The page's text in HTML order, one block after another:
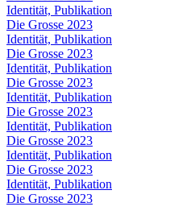
Identität, Publikation
Die Grosse 2023
Identität, Publikation
Die Grosse 2023
Identität, Publikation
Die Grosse 2023
Identität, Publikation
Die Grosse 2023
Identität, Publikation
Die Grosse 2023
Identität, Publikation
Die Grosse 2023
Identität, Publikation
Die Grosse 2023